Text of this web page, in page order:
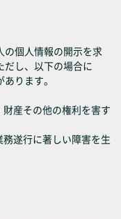
の個人情報の開示を求
だし、以下の場合に
ります。
産その他の権利を害す
遂行に著しい障害を生